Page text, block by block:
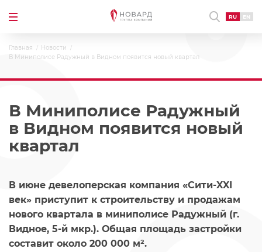
RU EN
Главная
Новости
В Миниполисе Радужный в Видном появится новый квартал
В Миниполисе Радужный
в Видном появится новый
квартал
В июне девелоперская компания «Сити-XXI
век» приступит к строительству и продажам
нового квартала в миниполисе Радужный (г.
Видное, 5-й мкр.). Общая площадь застройки
составит около 200 000 м².